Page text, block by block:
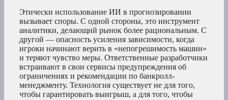
Этически использование ИИ в прогнозировании
вызывает споры. С одной стороны, это инструмент
аналитики, делающий рынок более рациональным. С
другой — опасность усиления зависимости, когда
игроки начинают верить в «непогрешимость машин»
и теряют чувство меры. Ответственные разработчики
встраивают в свои сервисы предупреждения об
ограничениях и рекомендации по банкролл-
менеджменту. Технология существует не для того,
чтобы гарантировать выигрыш, а для того, чтобы